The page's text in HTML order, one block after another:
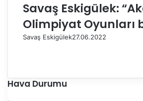
Savaş Eskigülek:
Olimpiyat Oyunları
Savaş Eskigülek27.06.2022
e
k
n
Hava Durumu